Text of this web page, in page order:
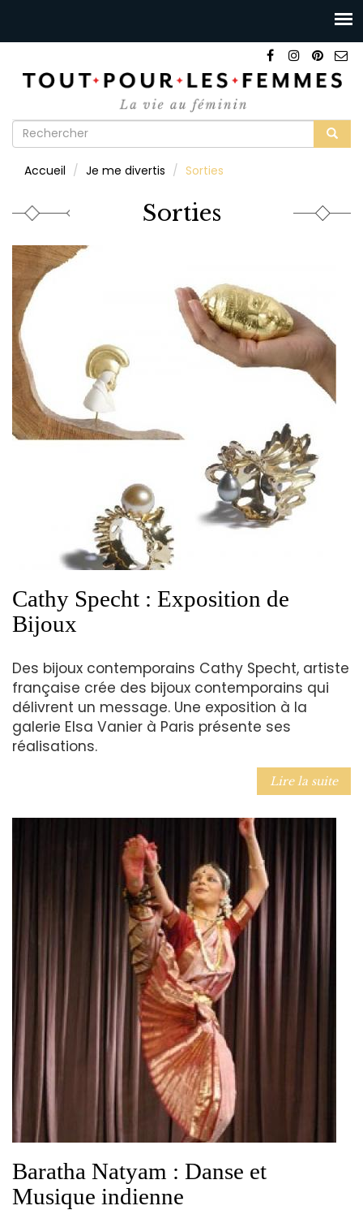
Formulaire
recherche
Accueil Je me divertis Sorties
Sorties
Cathy Specht : Exposition de
Bijoux
Des bijoux contemporains Cathy Specht, artiste
française crée des bijoux contemporains qui
délivrent un message. Une exposition à la
galerie Elsa Vanier à Paris présente ses
réalisations.
Lire la suite
Baratha Natyam : Danse et
Musique indienne